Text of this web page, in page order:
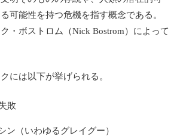
可能性を持つ危機を指す概念である。
・ボストロム（Nick Bostrom） によって
には以下が挙げられる。
敗
ン（いわゆるグレイグー）